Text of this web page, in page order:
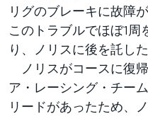
リグのブレーキに故障
このトラブルでほぼ1周
り、ノリスに後を託した
ノリスがコースに復
ア・レーシング・チー
リードがあったため、